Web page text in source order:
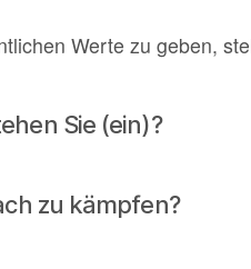
Werte zu geben,
Sie (ein)?
zu kämpfen?